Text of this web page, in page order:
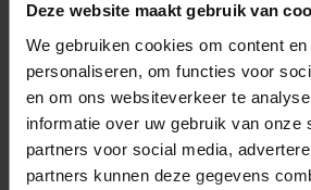
Deze website maakt gebruik van
We gebruiken cookies om content
personaliseren, om functies voor
en om ons websiteverkeer te
informatie over uw gebruik van onze
partners voor social media,
partners kunnen deze gegevens
gedrag kan veranderen. Lees